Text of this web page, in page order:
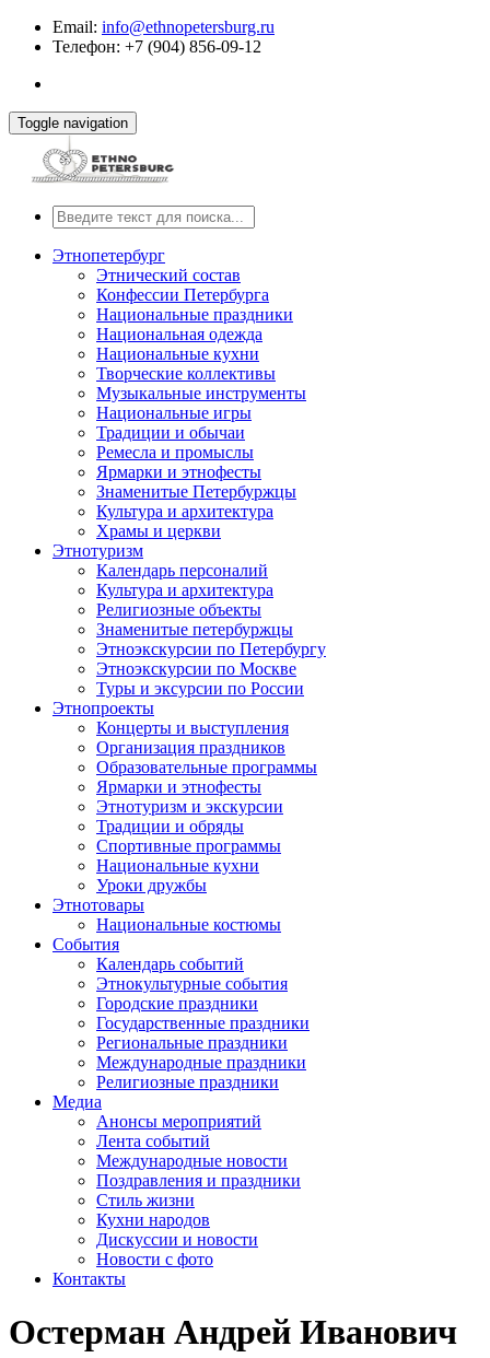
Email: info@ethnopetersburg.ru
Телефон: +7 (904) 856-09-12
Toggle navigation
Этнопетербург
Этнический состав
Конфессии Петербурга
Национальные праздники
Национальная одежда
Национальные кухни
Творческие коллективы
Музыкальные инструменты
Национальные игры
Традиции и обычаи
Ремесла и промыслы
Ярмарки и этнофесты
Знаменитые Петербуржцы
Культура и архитектура
Храмы и церкви
Этнотуризм
Календарь персоналий
Культура и архитектура
Религиозные объекты
Знаменитые петербуржцы
Этноэкскурсии по Петербургу
Этноэкскурсии по Москве
Туры и эксурсии по России
Этнопроекты
Концерты и выступления
Организация праздников
Образовательные программы
Ярмарки и этнофесты
Этнотуризм и экскурсии
Традиции и обряды
Спортивные программы
Национальные кухни
Уроки дружбы
Этнотовары
Национальные костюмы
События
Календарь событий
Этнокультурные события
Городские праздники
Государственные праздники
Региональные праздники
Международные праздники
Религиозные праздники
Медиа
Анонсы мероприятий
Лента событий
Международные новости
Поздравления и праздники
Cтиль жизни
Кухни народов
Дискуссии и новости
Новости с фото
Контакты
Остерман Андрей Иванович